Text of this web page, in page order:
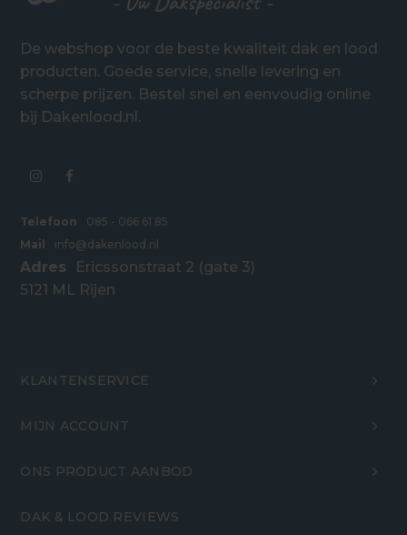
De webshop voor de beste kwaliteit dak en lood
producten. Goede service, snelle levering en
scherpe prijzen. Bestel snel en eenvoudig online
bij Dakenlood.nl.
Telefoon
085 - 066 61 85
Mail
info@dakenlood.nl
Adres
Ericssonstraat 2 (gate 3)
5121 ML Rijen
KLANTENSERVICE
MIJN ACCOUNT
ONS PRODUCT AANBOD
DAK & LOOD REVIEWS